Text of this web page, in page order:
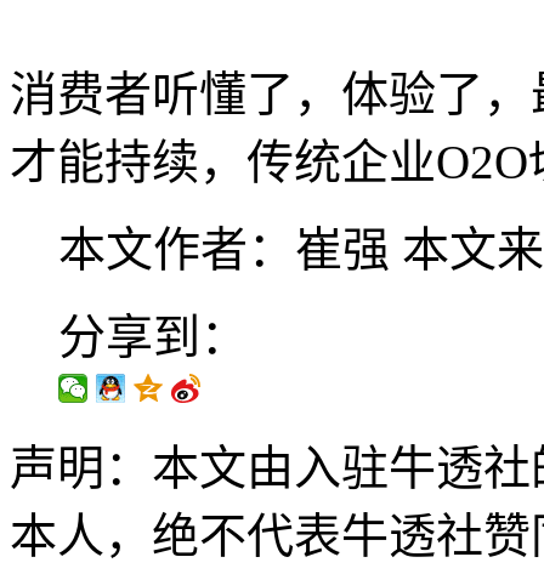
消费者听懂了，体验了
才能持续，传统企业
本文作者：崔强 本文
分享到：
声明：本文由入驻牛透
本人，绝不代表牛透社